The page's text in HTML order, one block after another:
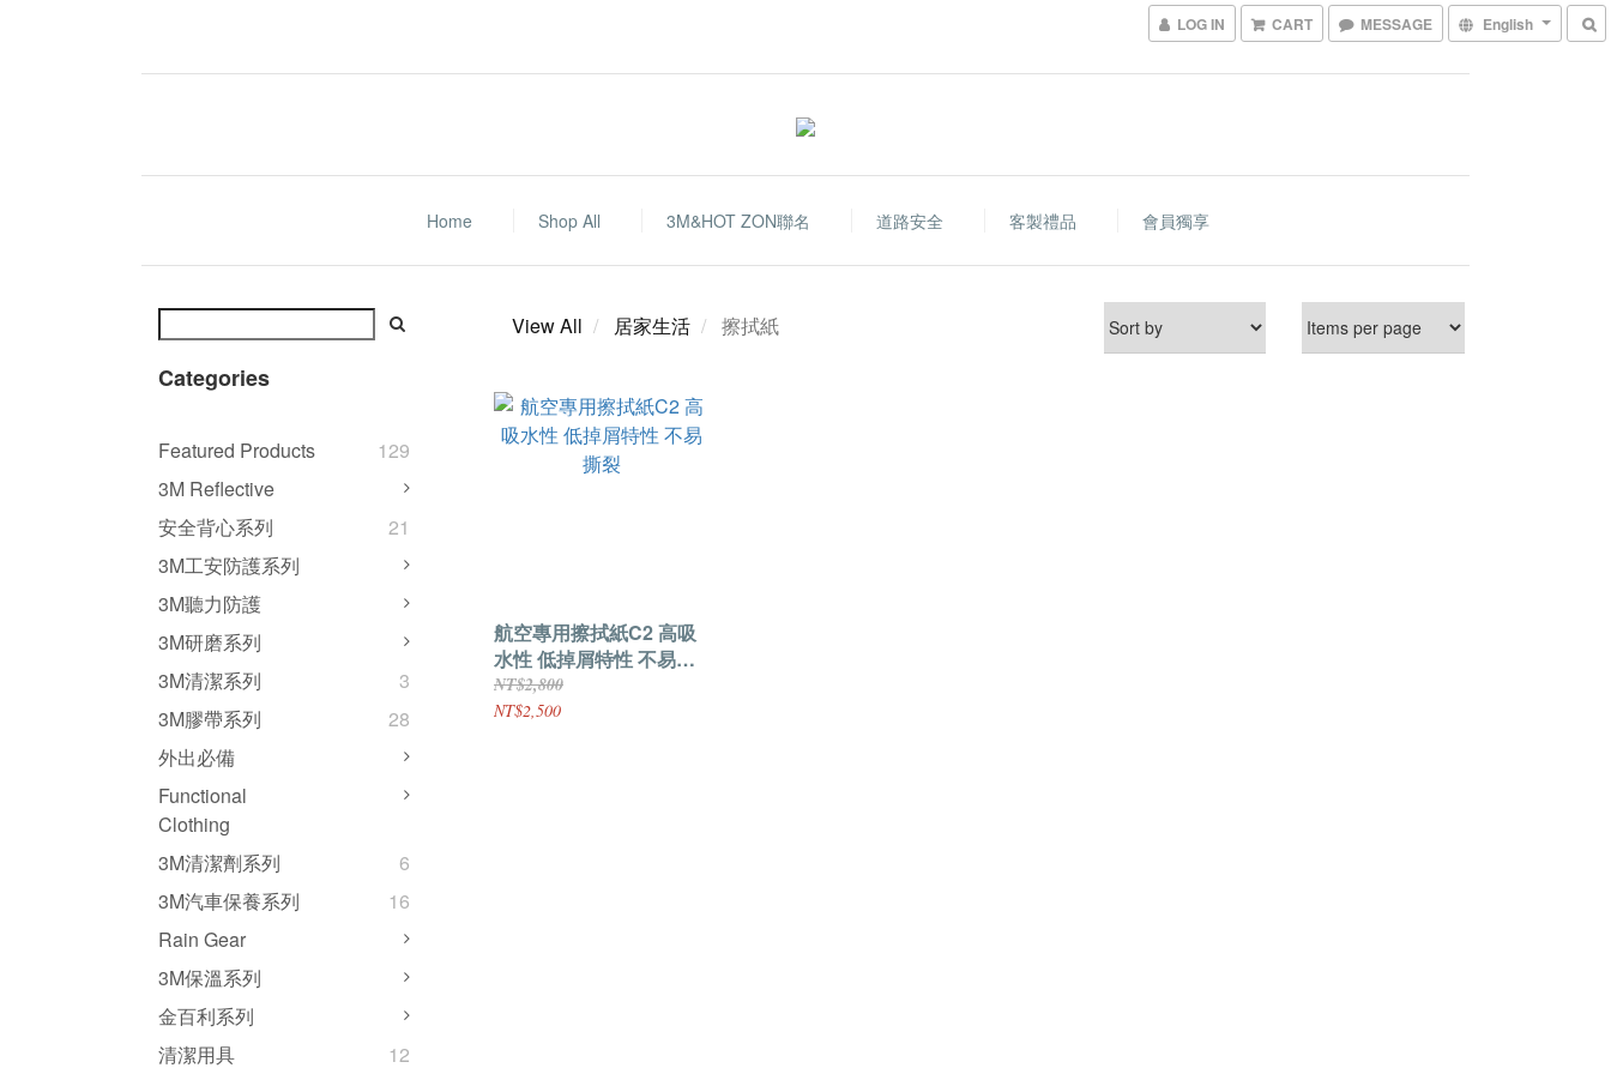
LOG IN CART MESSAGE English
Home Shop All 3M&HOT ZON聯名 道路安全 客製禮品 會員獨享
Categories
Featured Products
129
3M Reflective
安全背心系列
21
3M工安防護系列
3M聽力防護
3M研磨系列
3M清潔系列
3
3M膠帶系列
28
外出必備
Functional
Clothing
3M清潔劑系列
6
3M汽車保養系列
16
Rain Gear
3M保溫系列
金百利系列
清潔用具
12
View All 居家生活 擦拭紙
航空專用擦拭紙C2 高吸
水性 低掉屑特性 不易撕
裂
NT$2,800
NT$2,500